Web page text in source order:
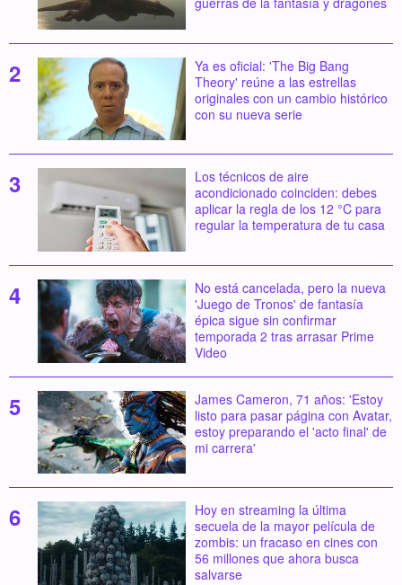
Ya es oficial: 'The Big Bang
Theory' reúne a las estrellas
originales con un cambio histórico
con su nueva serie
Los técnicos de aire
acondicionado coinciden: debes
aplicar la regla de los 12 °C para
regular la temperatura de tu casa
No está cancelada, pero la nueva
'Juego de Tronos' de fantasía
épica sigue sin confirmar
temporada 2 tras arrasar Prime
Video
James Cameron, 71 años: 'Estoy
listo para pasar página con Avatar,
estoy preparando el 'acto final' de
mi carrera'
Hoy en streaming la última
secuela de la mayor película de
zombis: un fracaso en cines con
56 millones que ahora busca
salvarse